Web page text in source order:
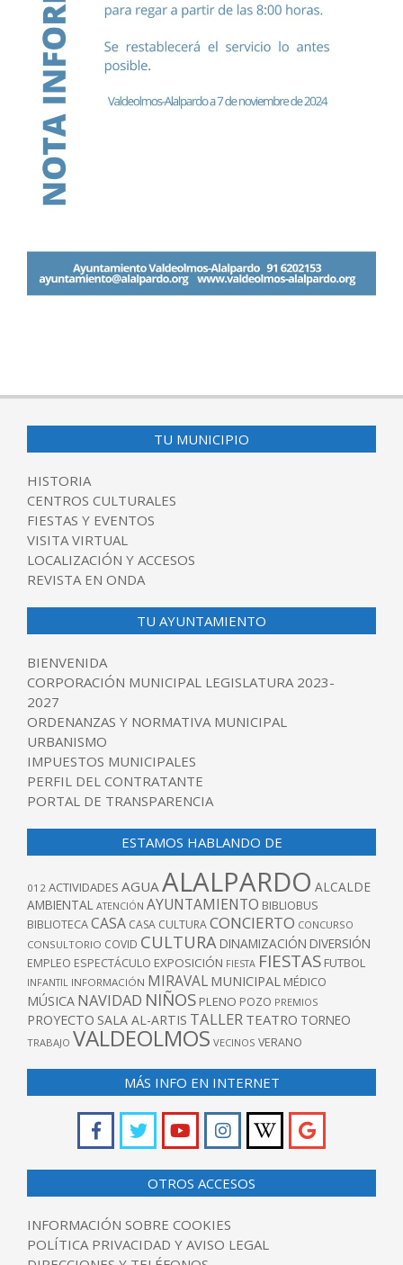
TU MUNICIPIO
HISTORIA
CENTROS CULTURALES
FIESTAS Y EVENTOS
VISITA VIRTUAL
LOCALIZACIÓN Y ACCESOS
REVISTA EN ONDA
TU AYUNTAMIENTO
BIENVENIDA
CORPORACIÓN MUNICIPAL LEGISLATURA 2023-
2027
ORDENANZAS Y NORMATIVA MUNICIPAL
URBANISMO
IMPUESTOS MUNICIPALES
PERFIL DEL CONTRATANTE
PORTAL DE TRANSPARENCIA
ESTAMOS HABLANDO DE
012 ACTIVIDADES AGUA ALALPARDO ALCALDE
AMBIENTAL ATENCIÓN AYUNTAMIENTO BIBLIOBUS
BIBLIOTECACASA CASA CULTURACONCIERTO CONCURSO
CONSULTORIO COVID CULTURA DINAMIZACIÓN DIVERSIÓN
EMPLEO ESPECTÁCULO EXPOSICIÓN FIESTA FIESTAS FUTBOL
INFANTIL INFORMACIÓN MIRAVAL MUNICIPAL MÉDICO
MÚSICA NAVIDAD NIÑOS PLENO POZO PREMIOS
PROYECTO SALA AL-ARTIS TALLER TEATRO TORNEO
TRABAJO VALDEOLMOS VECINOS VERANO
MÁS INFO EN INTERNET
OTROS ACCESOS
INFORMACIÓN SOBRE COOKIES
POLÍTICA PRIVACIDAD Y AVISO LEGAL